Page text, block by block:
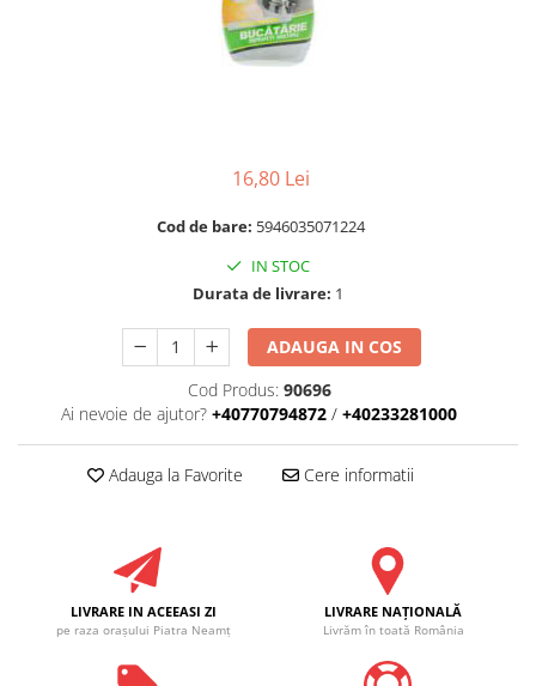
16,80 Lei
Cod de bare: 5946035071224
IN STOC
Durata de livrare: 1
ADAUGA IN COS
Cod Produs: 90696
Ai nevoie de ajutor? +40770794872 / +40233281000
Adauga la Favorite Cere informatii
LIVRARE IN ACEEASI ZI
pe raza oraşului Piatra Neamţ
LIVRARE NAŢIONALĂ
Livrăm în toată România